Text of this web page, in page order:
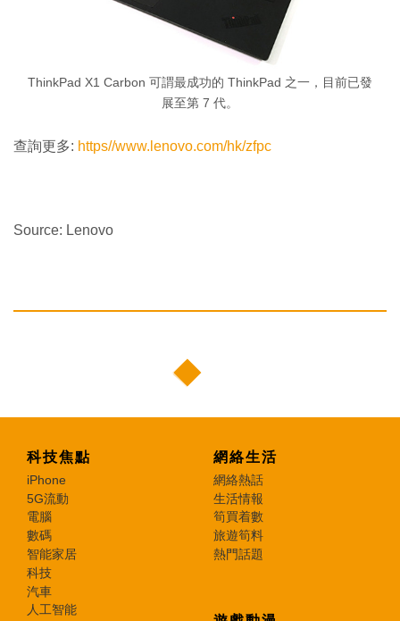
ThinkPad X1 Carbon 可謂最成功的 ThinkPad 之一，目前已發
展至第 7 代。
查詢更多: https//www.lenovo.com/hk/zfpc
Source: Lenovo
科技焦點
iPhone
5G流動
電腦
數碼
智能家居
科技
汽車
人工智能
網絡生活
網絡熱話
生活情報
筍買着數
旅遊筍料
熱門話題